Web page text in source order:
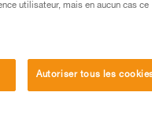
utilisateur, mais en aucun cas ce
Autoriser tous les